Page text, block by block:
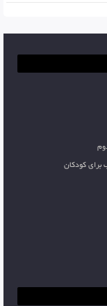
برای کودکان